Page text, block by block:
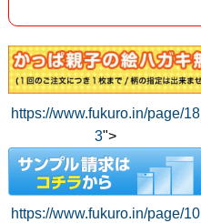
https://www.fukuro.in/page/18
3">
https://www.fukuro.in/page/10